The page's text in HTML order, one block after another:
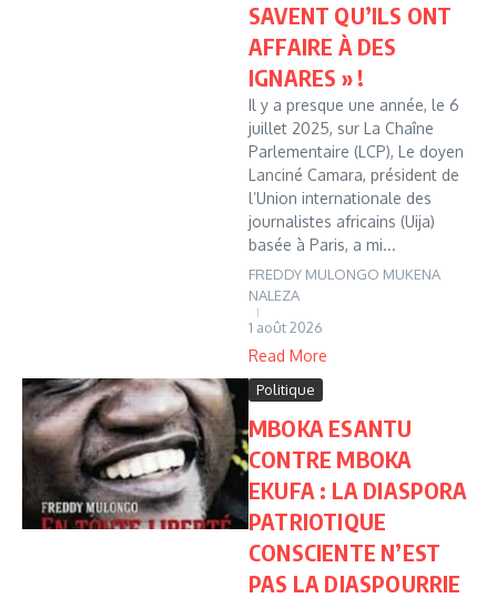
SAVENT QU’ILS ONT
AFFAIRE À DES
IGNARES » !
Il y a presque une année, le 6
juillet 2025, sur La Chaîne
Parlementaire (LCP), Le doyen
Lanciné Camara, président de
l’Union internationale des
journalistes africains (Uija)
basée à Paris, a mi...
FREDDY MULONGO MUKENA
NALEZA
1 août 2026
Read More
Politique
MBOKA ESANTU
CONTRE MBOKA
EKUFA : LA DIASPORA
PATRIOTIQUE
CONSCIENTE N’EST
PAS LA DIASPOURRIE